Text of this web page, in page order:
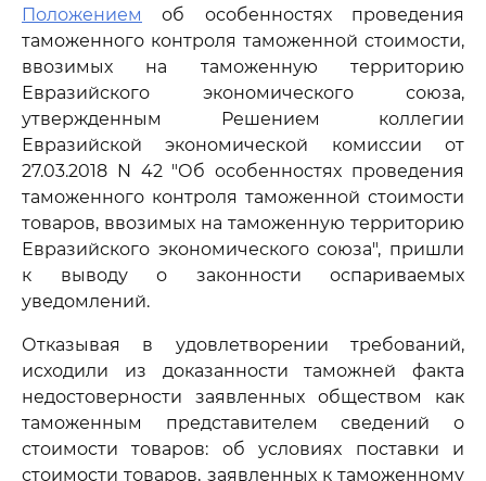
Положением
об особенностях проведения
таможенного контроля таможенной стоимости,
ввозимых на таможенную территорию
Евразийского экономического союза,
утвержденным Решением коллегии
Евразийской экономической комиссии от
27.03.2018 N 42 "Об особенностях проведения
таможенного контроля таможенной стоимости
товаров, ввозимых на таможенную территорию
Евразийского экономического союза", пришли
к выводу о законности оспариваемых
уведомлений.
Отказывая в удовлетворении требований,
исходили из доказанности таможней факта
недостоверности заявленных обществом как
таможенным представителем сведений о
стоимости товаров: об условиях поставки и
стоимости товаров, заявленных к таможенному